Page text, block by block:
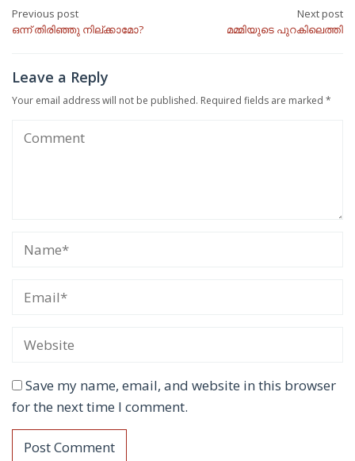
Post
navigation
Previous post
ഒന്ന് തിരിഞ്ഞു നില്ക്കാമോ?
Next post
മമ്മിയുടെ പുറകിലെത്തി
Leave a Reply
Your email address will not be published. Required fields are marked *
Save my name, email, and website in this browser
for the next time I comment.